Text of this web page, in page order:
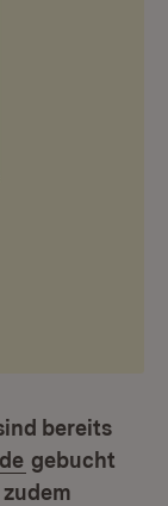
bereits
(Öffnet in
gebucht